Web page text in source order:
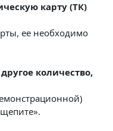
карту (ТК)
ее необходимо
количество,